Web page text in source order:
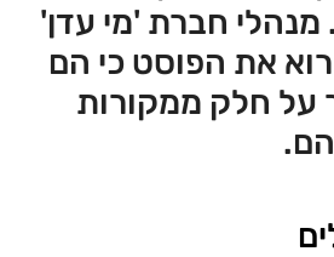
חברת 'מי עדן'
את הפוסט כי הם
על חלק ממקורות